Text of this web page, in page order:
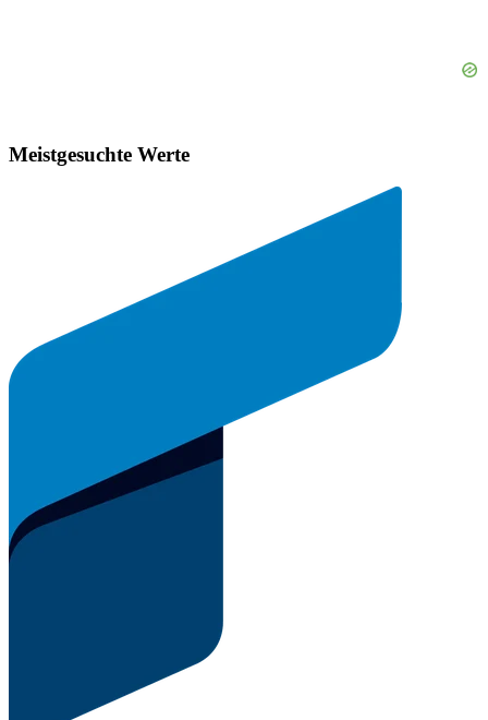
Meistgesuchte Werte